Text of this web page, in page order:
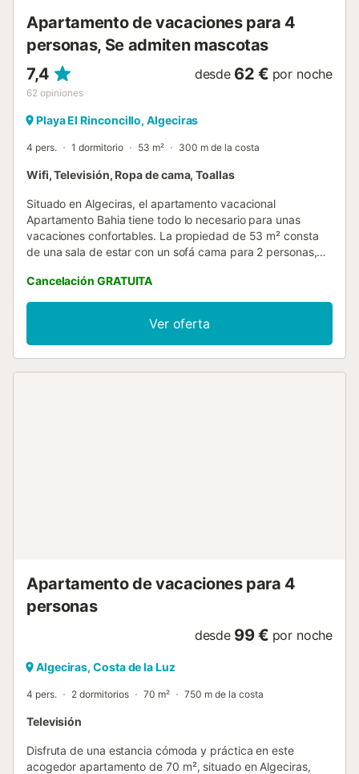
Apartamento de vacaciones para 4
personas, Se admiten mascotas
7,4
62 opiniones
desde 62 € por noche
Playa El Rinconcillo, Algeciras
4 pers. 1 dormitorio 53 m² 300 m de la costa
Wifi, Televisión, Ropa de cama, Toallas
Situado en Algeciras, el apartamento vacacional
Apartamento Bahia tiene todo lo necesario para unas
vacaciones confortables. La propiedad de 53 m² consta
de una sala de estar con un sofá cama para 2 personas,
4 personas. Los servicios adicionales incluyen Wi-Fi de alta
velocidad (apto para videollamadas) con un espacio de
trabajo dedicado para hacer videollamadas, una smart TV
con servicios de streaming, un ventilador, una lavadora, así
como toallas de playa / piscina. Además, un gimnasio
Cancelación GRATUITA
Ver oferta
Apartamento de vacaciones para 4
personas
desde 99 € por noche
Algeciras, Costa de la Luz
4 pers. 2 dormitorios 70 m² 750 m de la costa
Televisión
Disfruta de una estancia cómoda y práctica en este
acogedor apartamento de 70 m², situado en Algeciras,